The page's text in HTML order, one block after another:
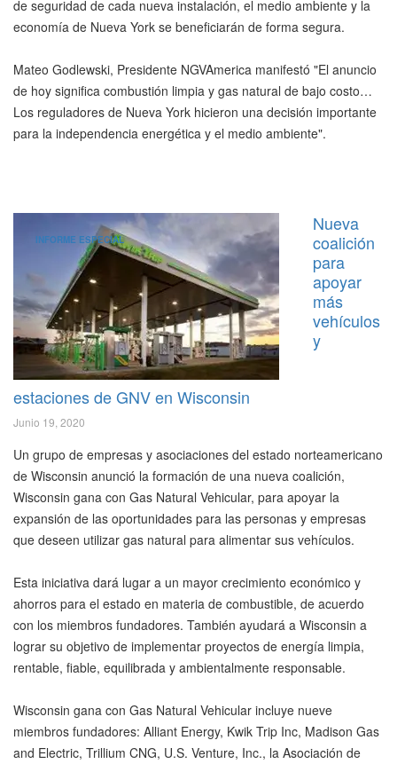
de seguridad de cada nueva instalación, el medio ambiente y la
economía de Nueva York se beneficiarán de forma segura.
Mateo Godlewski, Presidente NGVAmerica manifestó "El anuncio
de hoy significa combustión limpia y gas natural de bajo costo…
Los reguladores de Nueva York hicieron una decisión importante
para la independencia energética y el medio ambiente".
INFORME ESPECIAL
Nueva
coalición
para
apoyar
más
vehículos
y
estaciones de GNV en Wisconsin
Junio 19, 2020
Un grupo de empresas y asociaciones del estado norteamericano
de Wisconsin anunció la formación de una nueva coalición,
Wisconsin gana con Gas Natural Vehicular, para apoyar la
expansión de las oportunidades para las personas y empresas
que deseen utilizar gas natural para alimentar sus vehículos.
Esta iniciativa dará lugar a un mayor crecimiento económico y
ahorros para el estado en materia de combustible, de acuerdo
con los miembros fundadores. También ayudará a Wisconsin a
lograr su objetivo de implementar proyectos de energía limpia,
rentable, fiable, equilibrada y ambientalmente responsable.
Wisconsin gana con Gas Natural Vehicular incluye nueve
miembros fundadores: Alliant Energy, Kwik Trip Inc, Madison Gas
and Electric, Trillium CNG, U.S. Venture, Inc., la Asociación de